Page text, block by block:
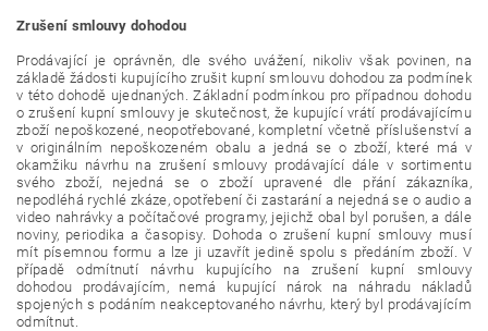
Zrušení smlouvy dohodou
Prodávající je oprávněn, dle svého uvážení, nikoliv však povinen, na
základě žádosti kupujícího zrušit kupní smlouvu dohodou za podmínek
v této dohodě ujednaných. Základní podmínkou pro případnou dohodu
o zrušení kupní smlouvy je skutečnost, že kupující vrátí prodávajícímu
zboží nepoškozené, neopotřebované, kompletní včetně příslušenství a
v originálním nepoškozeném obalu a jedná se o zboží, které má v
okamžiku návrhu na zrušení smlouvy prodávající dále v sortimentu
svého zboží, nejedná se o zboží upravené dle přání zákazníka,
nepodléhá rychlé zkáze, opotřebení či zastarání a nejedná se o audio a
video nahrávky a počítačové programy, jejichž obal byl porušen, a dále
noviny, periodika a časopisy. Dohoda o zrušení kupní smlouvy musí
mít písemnou formu a lze ji uzavřít jedině spolu s předáním zboží. V
případě odmítnutí návrhu kupujícího na zrušení kupní smlouvy
dohodou prodávajícím, nemá kupující nárok na náhradu nákladů
spojených s podáním neakceptovaného návrhu, který byl prodávajícím
odmítnut.